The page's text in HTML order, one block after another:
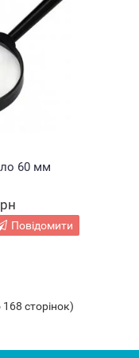
60 мм
Повідомити
сторінок)